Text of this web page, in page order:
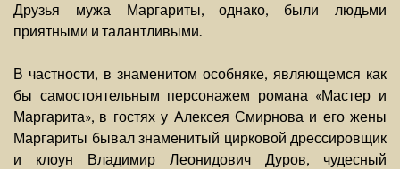
Друзья мужа Маргариты, однако, были людьми
приятными и талантливыми.
В частности, в знаменитом особняке, являющемся как
бы самостоятельным персонажем романа «Мастер и
Маргарита», в гостях у Алексея Смирнова и его жены
Маргариты бывал знаменитый цирковой дрессировщик
и клоун Владимир Леонидович Дуров, чудесный